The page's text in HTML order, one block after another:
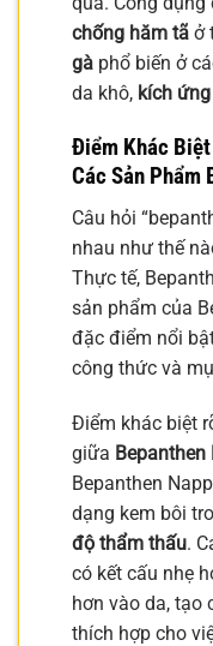
chống hăm tã ở
gà phổ biến ở
da khô, kích
Điểm Khác
Các Sản Phẩm
Câu hỏi
nhau như thế
Thực tế,
sản phẩm của
đặc điểm nổi
công thức và
Điểm khác biệt
giữa Bepanthen
Bepanthen
dạng kem bôi
độ thẩm thấu.
có kết cấu nhẹ
hơn vào da, tạo
thích hợp cho